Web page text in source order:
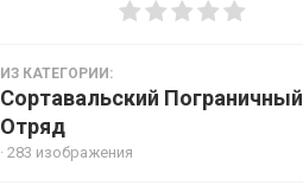
ИЗ КАТЕГОРИИ:
Сортавальский Пограничный
Отряд
· 283 изображения